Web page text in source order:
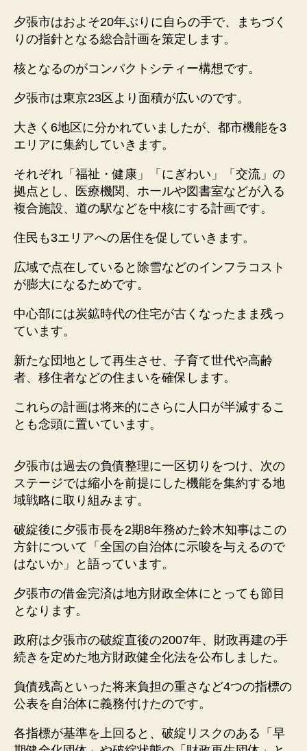
夕張市はおよそ20年ぶりに自らの手で、まちづく
りの指針となる総合計画を策定します。
核となるのがコンパクトシティー構想です。
夕張市は東京23区より面積が広いのです。
大きく6地区に分かれていましたが、都市機能を3
エリアに集約していきます。
それぞれ「福祉・健康」「にぎわい」「交流」の
拠点とし、医療機関、ホールや図書室などが入る
複合施設、道の駅などを中核にする計画です。
住民も3エリアへの居住を促していきます。
広域で点在していると除雪などのインフラコスト
が膨大になるためです。
中心部には炭鉱時代の住宅が古くなったまま残っ
ています。
新たな団地として再生させ、子育て世代や高齢
者、移住者などの住まいを確保します。
これらの計画は将来的にさらに人口が半減するこ
とも念頭に置いています。
夕張市は過去の負債整理に一区切りをつけ、次の
ステージでは縮小を前提にした機能を集約する地
域戦略に取り組みます。
破綻後に夕張市長を2期8年務めた鈴木知事はこの
方針について「全国の自治体に示唆を与えるので
はないか」と語っています。
夕張市の借金完済は地方財政全体にとっても節目
となります。
政府は夕張市の破綻直後の2007年、財政再建の手
続きを定めた地方財政健全化法を公布しました。
負債残高といった将来負担の重さなど4つの指標の
公表を自治体に義務付けたのです。
各指標が基準を上回ると、破綻リスクのある「早